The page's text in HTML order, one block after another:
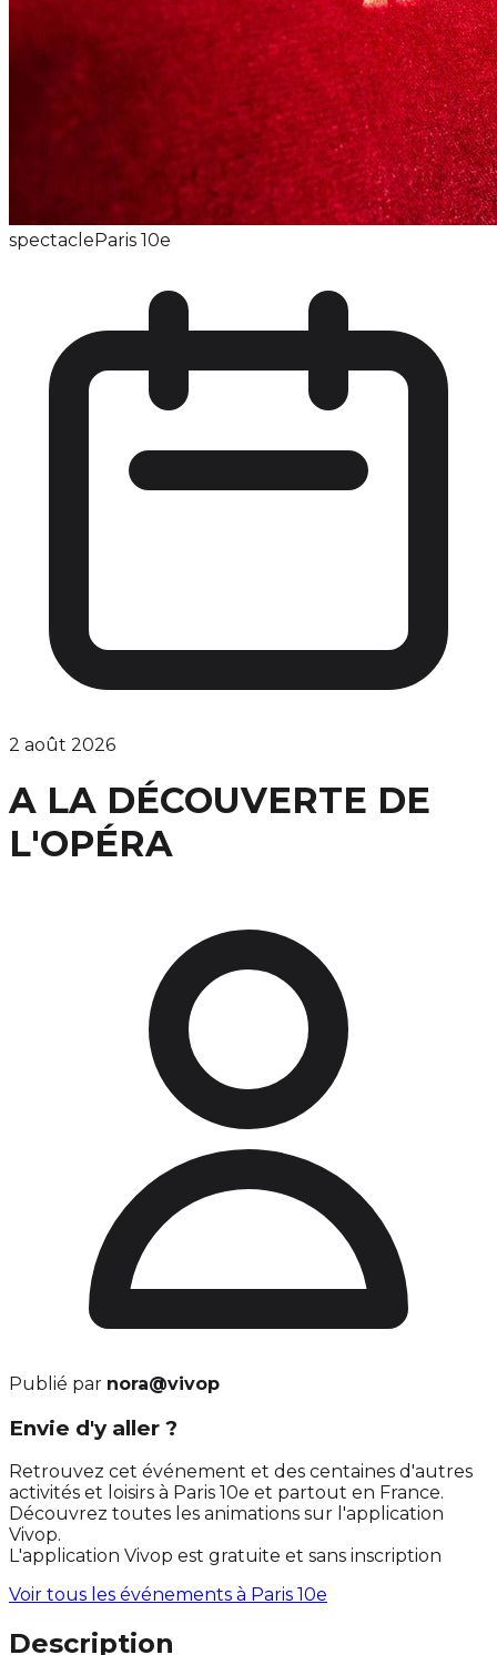
spectacleParis 10e
2 août 2026
A LA DÉCOUVERTE DE
L'OPÉRA
Publié par nora@vivop
Envie d'y aller ?
Retrouvez cet événement et des centaines d'autres
activités et loisirs à Paris 10e et partout en France.
Découvrez toutes les animations sur l'application
Vivop.
L'application Vivop est gratuite et sans inscription
Voir tous les événements à Paris 10e
Description